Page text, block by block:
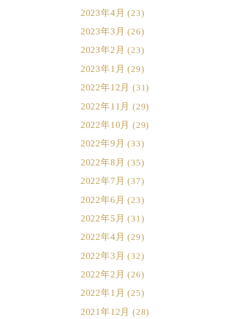
2023年4月 (23)
2023年3月 (26)
2023年2月 (23)
2023年1月 (29)
2022年12月 (31)
2022年11月 (29)
2022年10月 (29)
2022年9月 (33)
2022年8月 (35)
2022年7月 (37)
2022年6月 (23)
2022年5月 (31)
2022年4月 (29)
2022年3月 (32)
2022年2月 (26)
2022年1月 (25)
2021年12月 (28)